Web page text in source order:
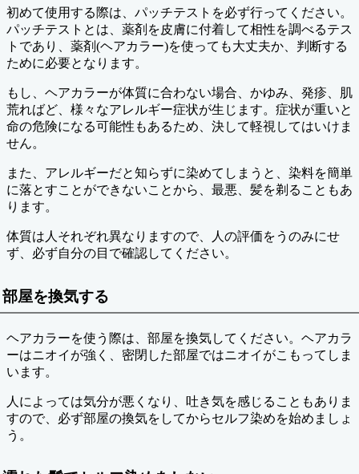
初めて使用する際は、パッチテストを必ず行ってください。
パッチテストとは、薬剤を皮膚に付着して相性を調べるテス
トであり、薬剤(ヘアカラー)を使っても大丈夫か、判断する
ために必要となります。
もし、ヘアカラーが体質に合わない場合、かゆみ、発疹、肌
荒ればど、様々なアレルギー症状が生じます。症状が重いと
命の危険になる可能性もあるため、決して軽視してはいけま
せん。
また、アレルギーだと知らずに染めてしまうと、染料を簡単
に落とすことができないことから、最悪、髪を剃ることもあ
ります。
体質は人それぞれ異なりますので、人の評価をうのみにせ
ず、必ず自分の目で確認してください。
部屋を換気する
ヘアカラーを使う際は、部屋を換気してください。ヘアカラ
ーはニオイが強く、密閉した部屋ではニオイがこもってしま
います。
人によっては気分が悪くなり、吐き気を感じることもありま
すので、必ず部屋の換気をしてからセルフ染めを始めましょ
う。